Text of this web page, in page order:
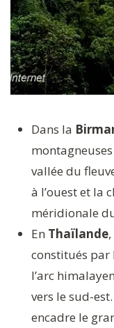
Dans la
vallée du
à l’ouest et la
méridionale
En Thaïlande
constitués par
l’arc
vers le sud-
encadre le